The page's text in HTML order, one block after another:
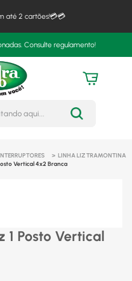
até 2 cartões!💳💳
Consulte regulamento!
seus produtos
LINHA LIZ TRAMONTINA
Vertical 4x2 Branca
1 Posto Vertical